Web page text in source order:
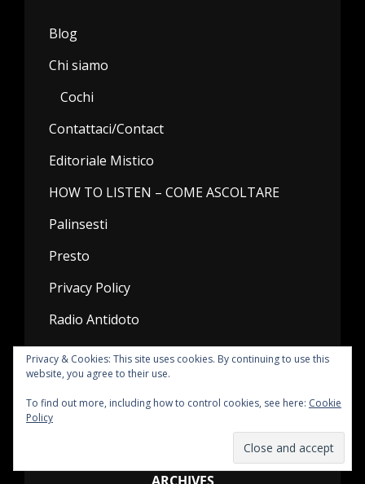
Blog
Chi siamo
Cochi
Contattaci/Contact
Editoriale Mistico
HOW TO LISTEN – COME ASCOLTARE
Palinsesti
Presto
Privacy Policy
Radio Antidoto
rossonove
Una ricetta per fare la radio assieme
Privacy & Cookies: This site uses cookies. By continuing to use this
website, you agree to their use.
To find out more, including how to control cookies, see here: Cookie
Policy